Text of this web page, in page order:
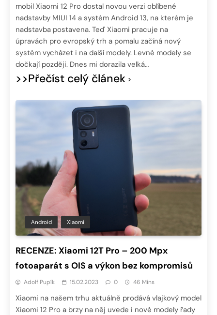
mobil Xiaomi 12 Pro dostal novou verzi oblíbené
nadstavby MIUI 14 a systém Android 13, na kterém je
nadstavba postavena. Teď Xiaomi pracuje na
úpravách pro evropský trh a pomalu začíná nový
systém vycházet i na další modely. Levné modely se
dočkají později. Dnes mi dorazila velká…
>>Přečíst celý článek
Android Xiaomi
RECENZE: Xiaomi 12T Pro – 200 Mpx
fotoaparát s OIS a výkon bez kompromisů
Adolf Pupík 15.02.2023 0 46 Mins
Xiaomi na našem trhu aktuálně prodává vlajkový model
Xiaomi 12 Pro a brzy na něj uvede i nové modely řady